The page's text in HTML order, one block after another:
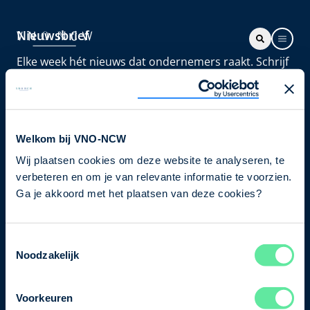
Welkom bij VNO-NCW
Wij plaatsen cookies om deze website te analyseren, te
verbeteren en om je van relevante informatie te voorzien.
Ga je akkoord met het plaatsen van deze cookies?
Noodzakelijk
Voorkeuren
Nieuwsbrief
Elke week hét nieuws dat ondernemers raakt. Schrijf
je nu in voor de VNO-NCW nieuwsbrief.
Schrijf je in
Direct naar
Ons verhaal
Bezuidenhoutseweg 12
T+31 70 349 03 49